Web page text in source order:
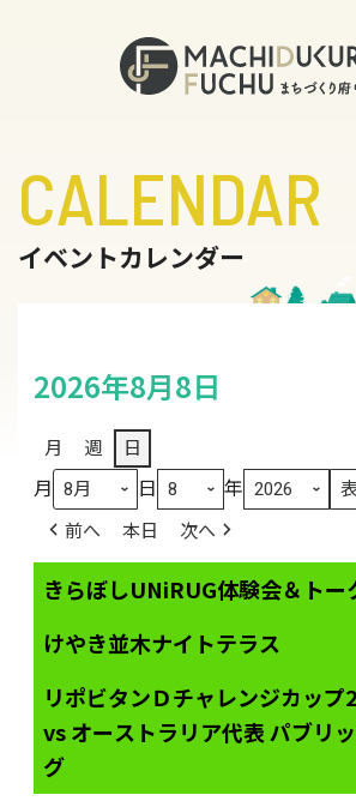
CALENDAR
イベントカレンダー
2026年8月8日
月 週 日
月 日 年
前へ 本日 次へ
きらぼしUNiRUG体験会＆トー
けやき並木ナイトテラス
リポビタンＤチャレンジカッ
vs オーストラリア代表 パブリ
グ